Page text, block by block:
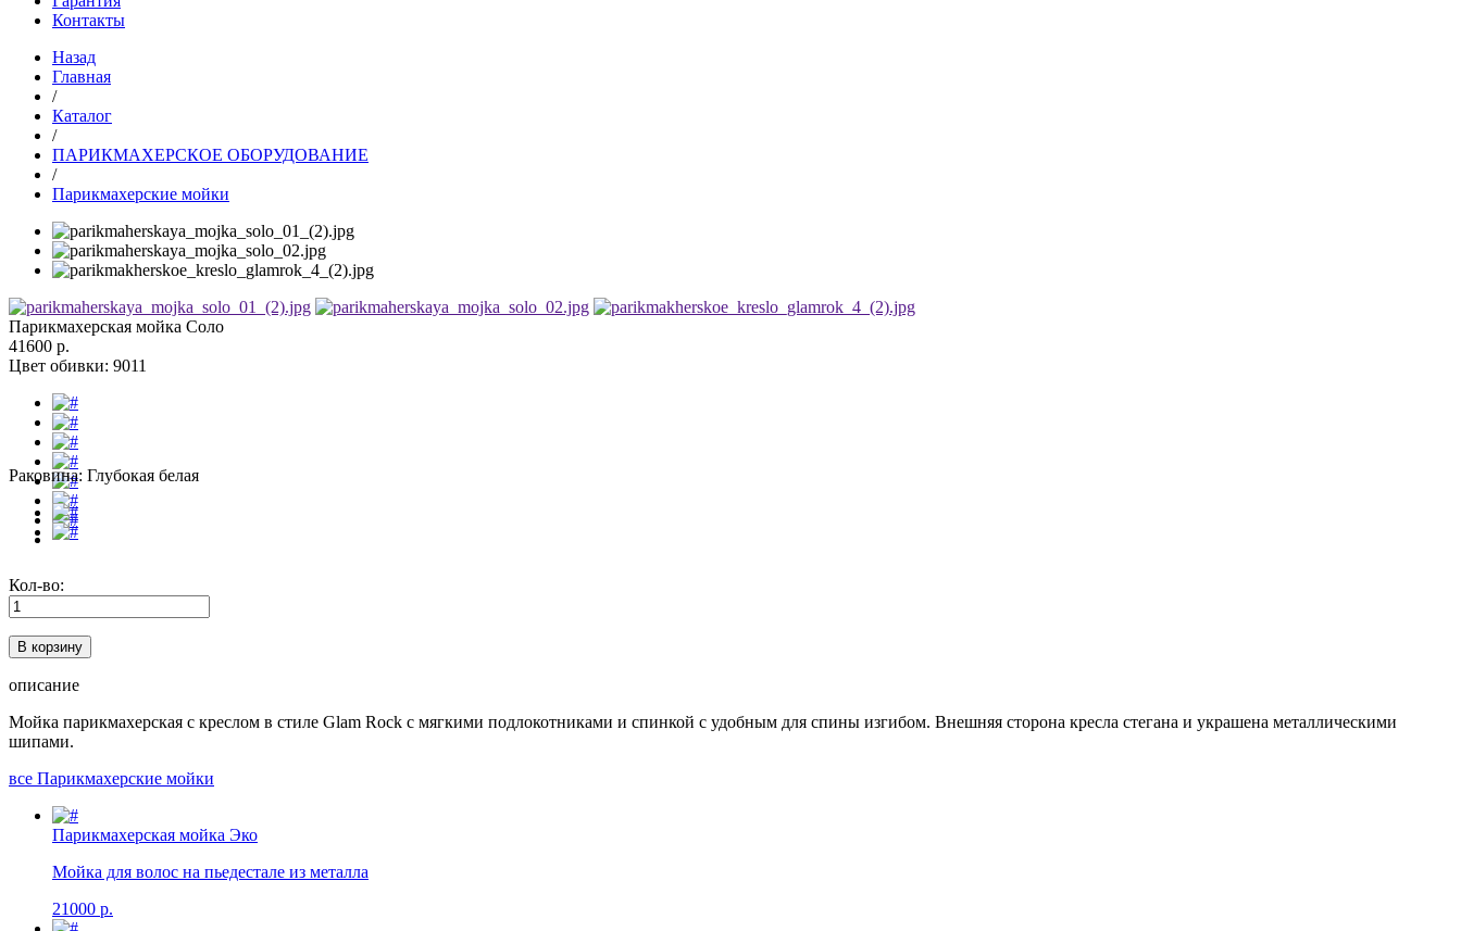
Контакты
Назад
Главная
/
Каталог
/
ПАРИКМАХЕРСКОЕ ОБОРУДОВАНИЕ
/
Парикмахерские мойки
Парикмахерская мойка Соло
41600 р.
Цвет обивки: 9011
Раковина: Глубокая белая
Кол-во:
описание
Мойка парикмахерская с креслом в стиле Glam Rock с мягкими подлокотниками и спинкой с удобным для спины изгибом. Внешняя сторона кресла стегана и украшена металлическими
шипами.
все Парикмахерские мойки
Парикмахерская мойка Эко
Мойка для волос на пьедестале из металла
21000 р.